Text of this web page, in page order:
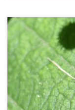
La saltique orangée
nom vernaculaire
elle est plus
dans une très
xanthogramma
Araneae Famille des
nom […]